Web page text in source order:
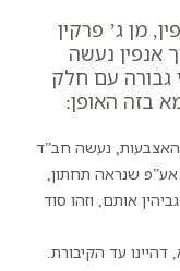
מן ג’ פרקין
אנפין נעשה
גבורה עם חלק
בזה האופן:
והאצבעות, נעשה חב”ד
אע”פ שנראה תחתון,
אותם, וזהו סוד
עד הקיבורת.